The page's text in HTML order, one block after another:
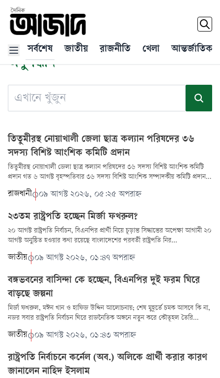
সর্বশেষ জাতীয় রাজনীতি খেলা আন্তর্জাতিক
অনুসন্ধান
তিতুমীরস্থ নোয়াখালী জেলা ছাত্র কল্যান পরিষদের ৩৬
সদস্য বিশিষ্ট আংশিক কমিটি প্রদান
তিতুমীরস্থ নোয়াখালী জেলা ছাত্র কল্যান পরিষদের ৩৬ সদস্য বিশিষ্ট আংশিক কমিটি
প্রদান গত ৬ আগস্ট বৃহস্পতিবার ৩৬ সদস্য বিশিষ্ট আংশিক সম্পাদকীয় কমিটি প্রদান
রাজধানী ০৯ আগস্ট ২০২৬, ০৫:২৫ অপরাহ্ন
২৩তম রাষ্ট্রপতি হচ্ছেন মির্জা ফখরুল?
২০ আগস্ট রাষ্ট্রপতি নির্বাচন, বিএনপির প্রার্থী নিয়ে চূড়ান্ত সিদ্ধান্তের অপেক্ষা আগামী ২০
আগস্ট অনুষ্ঠিত হওয়ার কথা রয়েছে বাংলাদেশের পরবর্তী রাষ্ট্রপতি নির...
জাতীয় ০৯ আগস্ট ২০২৬, ০১:৪৭ অপরাহ্ন
বঙ্গভবনের বাসিন্দা কে হচ্ছেন, বিএনপির দুই ফরম ঘিরে
বাড়ছে জল্পনা
মির্জা ফখরুল, মঈন খান ও হাফিজ উদ্দিন আলোচনায়; শেষ মুহূর্তে চমক আসবে কি না,
নজর সবার রাষ্ট্রপতি নির্বাচন ঘিরে রাজনৈতিক অঙ্গনে নতুন করে কৌতূহল তৈরি
হয়েছে। বিএন...
জাতীয় ০৯ আগস্ট ২০২৬, ০১:৪৩ অপরাহ্ন
রাষ্ট্রপতি নির্বাচনে কর্নেল (অব.) অলিকে প্রার্থী করার কারণ
জানালেন নাহিদ ইসলাম